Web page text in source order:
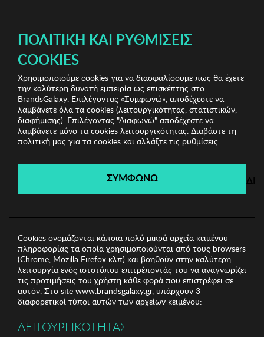
Home Accessories Είδη σπιτιού Πιάτο Zsa Zsa Zsu
Home Accessories
Λήγει σε: 00 ημέρες | 00 ώρες 00λεπτά 00 δευτ.
ΠΟΛΙΤΙΚΉ ΚΑΙ ΡΥΘΜΊΣΕΙΣ
COOKIES
Χρησιμοποιούμε cookies για να διασφαλίσουμε πως θα έχετε
την καλύτερη δυνατή εμπειρία ως επισκέπτης στο
BrandsGalaxy. Επιλέγοντας «Συμφωνώ», αποδέχεστε να
λαμβάνετε όλα τα cookies (λειτουργικότητας, στατιστικών,
διαφήμισης). Επιλέγοντας "Διαφωνώ" αποδέχεστε να
λαμβάνετε μόνο τα cookies λειτουργικότητας. Διαβάστε τη
πολιτική μας για τα cookies και αλλάξτε τις ρυθμίσεις.
ΣΥΜΦΩΝΩ
Cookies ονομάζονται κάποια πολύ μικρά αρχεία κειμένου
πληροφορίας τα οποία χρησιμοποιούνται από τους browsers
(Chrome, Mozilla Firefox κλπ) και βοηθούν στην καλύτερη
λειτουργία ενός ιστοτόπου επιτρέποντάς του να αναγνωρίζει
τις προτιμήσεις του χρήστη κάθε φορά που επιστρέφει σε
αυτόν. Στο site www.brandsgalaxy.gr, υπάρχουν 3
διαφορετικοί τύποι αυτών των αρχείων κειμένου:
ΛΕΙΤΟΥΡΓΙΚΟΤΗΤΑΣ